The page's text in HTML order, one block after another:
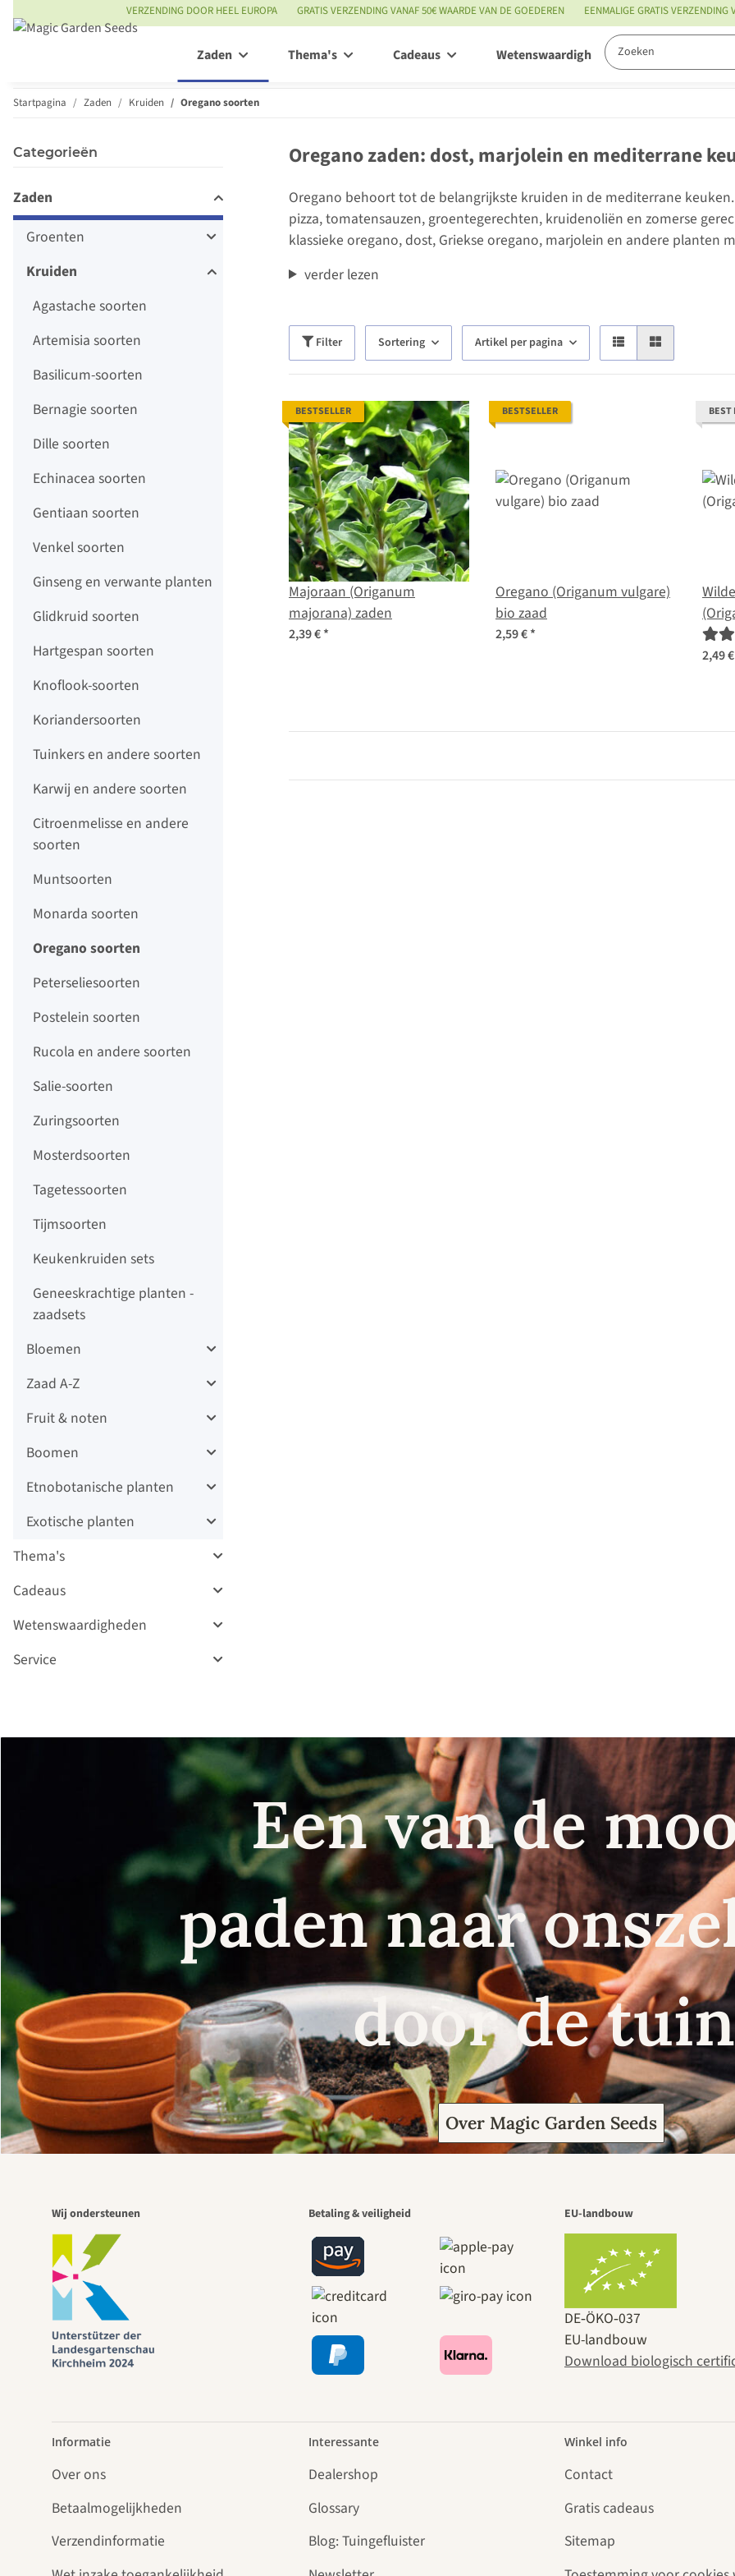
VERZENDING DOOR HEEL EUROPA GRATIS VERZENDING VANAF 50€ WAARDE VAN DE GOEDEREN EENMALIGE GRATIS
Zaden Thema's Cadeaus Wetenswaardigheden
Startpagina Zaden Kruiden Oregano soorten
Oregano zaden: dost, marjolein en mediterrane
Oregano behoort tot de belangrijkste kruiden in de mediterrane
pizza, tomatensauzen, groentegerechten, kruidenoliën en zomerse
klassieke oregano, dost, Griekse oregano, marjolein en andere planten
verder lezen
Filter Sortering Artikel per pagina
BESTSELLER
Majoraan (Origanum
majorana) zaden
2,39 €*
BESTSELLER
Oregano (Origanum vulgare)
bio zaad
2,59 €*
BEST
2,49
Categorieën
Zaden
Groenten
Kruiden
Agastache soorten
Artemisia soorten
Basilicum-soorten
Bernagie soorten
Dille soorten
Echinacea soorten
Gentiaan soorten
Venkel soorten
Ginseng en verwante planten
Glidkruid soorten
Hartgespan soorten
Knoflook-soorten
Koriandersoorten
Tuinkers en andere soorten
Karwij en andere soorten
Citroenmelisse en andere
soorten
Muntsoorten
Monarda soorten
Oregano soorten
Peterseliesoorten
Postelein soorten
Rucola en andere soorten
Salie-soorten
Zuringsoorten
Mosterdsoorten
Tagetessoorten
Tijmsoorten
Keukenkruiden sets
Geneeskrachtige planten -
zaadsets
Bloemen
Zaad A-Z
Fruit & noten
Boomen
Etnobotanische planten
Exotische planten
Thema's
Cadeaus
Wetenswaardigheden
Service
Een van de
paden naar
door de
Over Magic Garden Seeds
Wij ondersteunen Betaling & veiligheid EU-landbouw
DE‑ÖKO‑037
EU-landbouw
Download biologisch
Informatie
Over ons
Betaalmogelijkheden
Verzendinformatie
Interessante
Dealershop
Glossary
Blog: Tuingefluister
Winkel info
Contact
Gratis cadeaus
Sitemap